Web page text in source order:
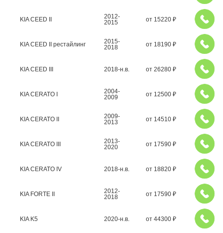
KIA CEED II
2012-
2015
от 15220 ₽
KIA CEED II рестайлинг
2015-
2018
от 18190 ₽
KIA CEED III 2018-н.в. от 26280 ₽
KIA CERATO I
2004-
2009
от 12500 ₽
KIA CERATO II
2009-
2013
от 14510 ₽
KIA CERATO III
2013-
2020
от 17590 ₽
KIA CERATO IV 2018-н.в. от 18820 ₽
KIA FORTE II
2012-
2018
от 17590 ₽
KIA K5 2020-н.в. от 44300 ₽